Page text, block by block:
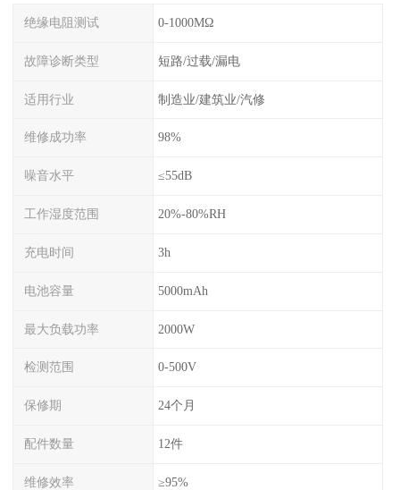
绝缘电阻测试 0-1000MΩ
故障诊断类型 短路/过载/漏电
适用行业 制造业/建筑业/汽修
维修成功率 98%
噪音水平 ≤55dB
工作湿度范围 20%-80%RH
充电时间 3h
电池容量 5000mAh
最大负载功率 2000W
检测范围 0-500V
保修期 24个月
配件数量 12件
维修效率 ≥95%